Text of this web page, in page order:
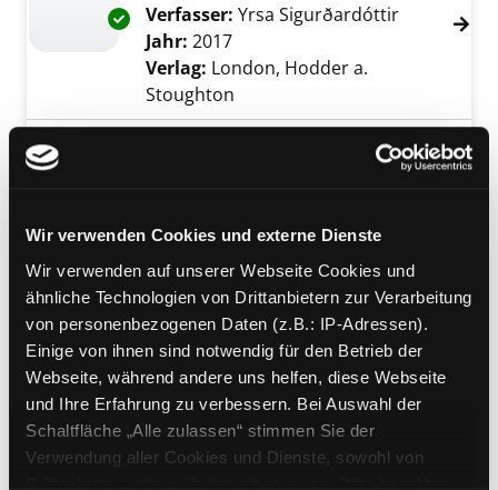
Wir verwenden Cookies und externe Dienste
Wir verwenden auf unserer Webseite Cookies und
ähnliche Technologien von Drittanbietern zur Verarbeitung
von personenbezogenen Daten (z.B.: IP-Adressen).
Einige von ihnen sind notwendig für den Betrieb der
Webseite, während andere uns helfen, diese Webseite
und Ihre Erfahrung zu verbessern. Bei Auswahl der
Schaltfläche „Alle zulassen“ stimmen Sie der
Verwendung aller Cookies und Dienste, sowohl von
Exemplar-Details von Why did you lie?
Verfasser: Yrsa Sigurðardóttir Suche
Jahr: 2017
Verlag: London, Hodder a.
Stoughton
Kinderbuch
Verfasser:Behling, SilkeSuche nach
Verlag: Nürnberg, Tessloff
Reihe: Was ist Was
Exemplar-Details von Tage der Schuld
Mediengruppe:Belletristik
Tage der Schuld
Island Krimi
Verfasser:
Arnaldur Indriðason